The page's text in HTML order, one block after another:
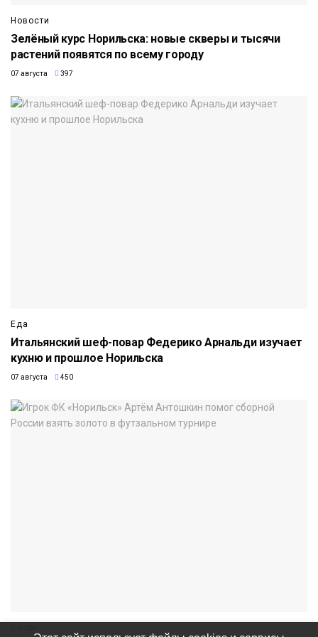
Новости
Зелёный курс Норильска: новые скверы и тысячи
растений появятся по всему городу
07 августа 397
Еда
Итальянский шеф-повар Федерико Арнальди изучает
кухню и прошлое Норильска
07 августа 450